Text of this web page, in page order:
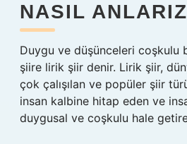
NASIL
Duygu ve düşünceleri coşkulu
şiire lirik şiir denir. Lirik şiir,
çok çalışılan ve popüler şiir
insan kalbine hitap eden ve
duygusal ve coşkulu hale